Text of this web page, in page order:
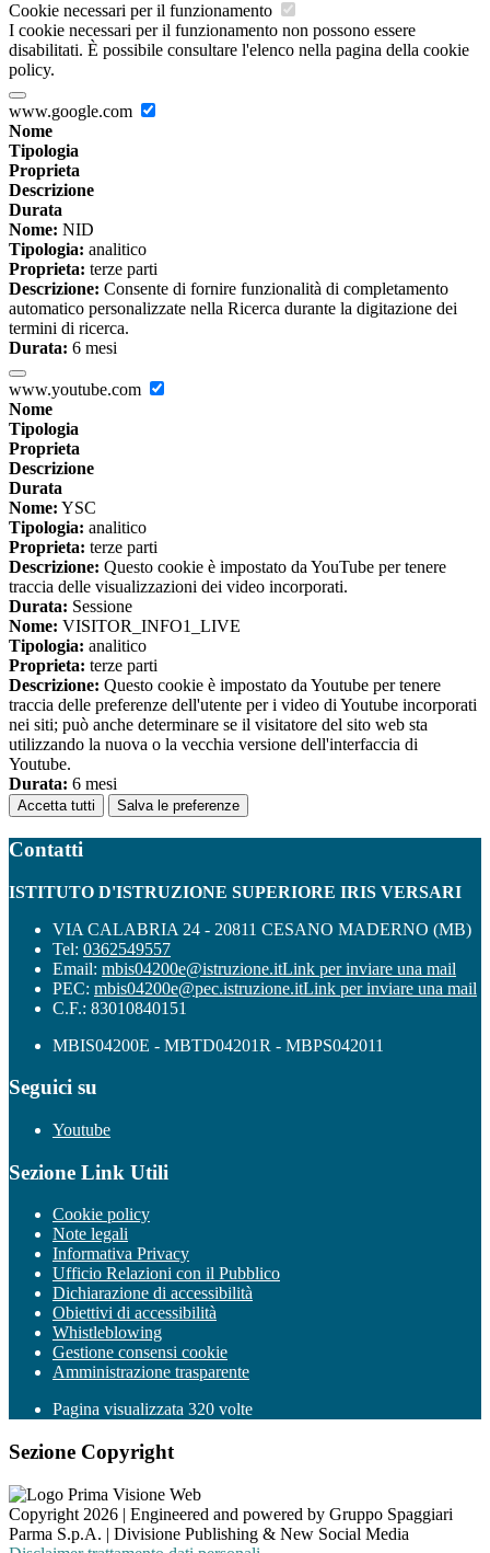
Cookie necessari per il funzionamento
I cookie necessari per il funzionamento non possono essere
disabilitati. È possibile consultare l'elenco nella pagina della cookie
policy.
www.google.com
Nome
Tipologia
Proprieta
Descrizione
Durata
Nome: NID
Tipologia: analitico
Proprieta: terze parti
Descrizione: Consente di fornire funzionalità di completamento
automatico personalizzate nella Ricerca durante la digitazione dei
termini di ricerca.
Durata: 6 mesi
www.youtube.com
Nome
Tipologia
Proprieta
Descrizione
Durata
Nome: YSC
Tipologia: analitico
Proprieta: terze parti
Descrizione: Questo cookie è impostato da YouTube per tenere
traccia delle visualizzazioni dei video incorporati.
Durata: Sessione
Nome: VISITOR_INFO1_LIVE
Tipologia: analitico
Proprieta: terze parti
Descrizione: Questo cookie è impostato da Youtube per tenere
traccia delle preferenze dell'utente per i video di Youtube incorporati
nei siti; può anche determinare se il visitatore del sito web sta
utilizzando la nuova o la vecchia versione dell'interfaccia di
Youtube.
Durata: 6 mesi
Accetta tutti Salva le preferenze
Contatti
ISTITUTO D'ISTRUZIONE SUPERIORE IRIS VERSARI
VIA CALABRIA 24 - 20811 CESANO MADERNO (MB)
Tel: 0362549557
Email: mbis04200e@istruzione.itLink per inviare una mail
PEC: mbis04200e@pec.istruzione.itLink per inviare una mail
C.F.: 83010840151
MBIS04200E - MBTD04201R - MBPS042011
Seguici su
Youtube
Sezione Link Utili
Cookie policy
Note legali
Informativa Privacy
Ufficio Relazioni con il Pubblico
Dichiarazione di accessibilità
Obiettivi di accessibilità
Whistleblowing
Gestione consensi cookie
Amministrazione trasparente
Pagina visualizzata 320 volte
Sezione Copyright
Copyright 2026 | Engineered and powered by Gruppo Spaggiari
Parma S.p.A. | Divisione Publishing & New Social Media